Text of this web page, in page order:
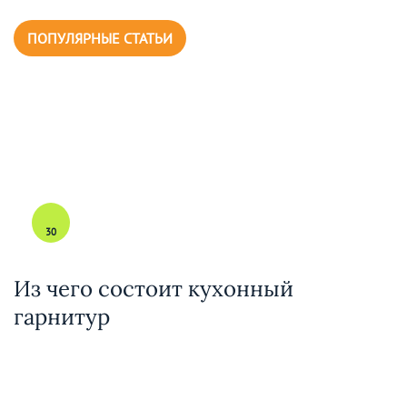
ПОПУЛЯРНЫЕ СТАТЬИ
30
Из чего состоит кухонный
гарнитур